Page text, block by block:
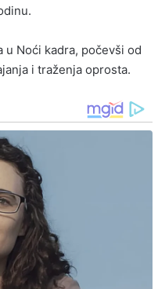
u Noći kadra, počevši od
i traženja oprosta.